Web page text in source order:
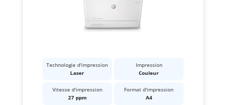
Technologie d'impression
Laser
Impression
Couleur
Vitesse d'impression
27 ppm
Format d'impression
A4